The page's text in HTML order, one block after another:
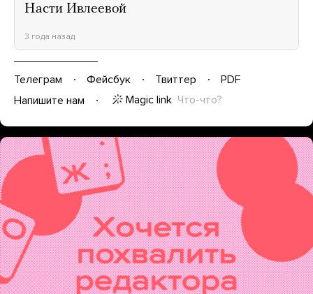
Насти Ивлеевой
3 года назад
Телеграм Фейсбук Твиттер
PDF
Напишите нам
Magic link Что-что?